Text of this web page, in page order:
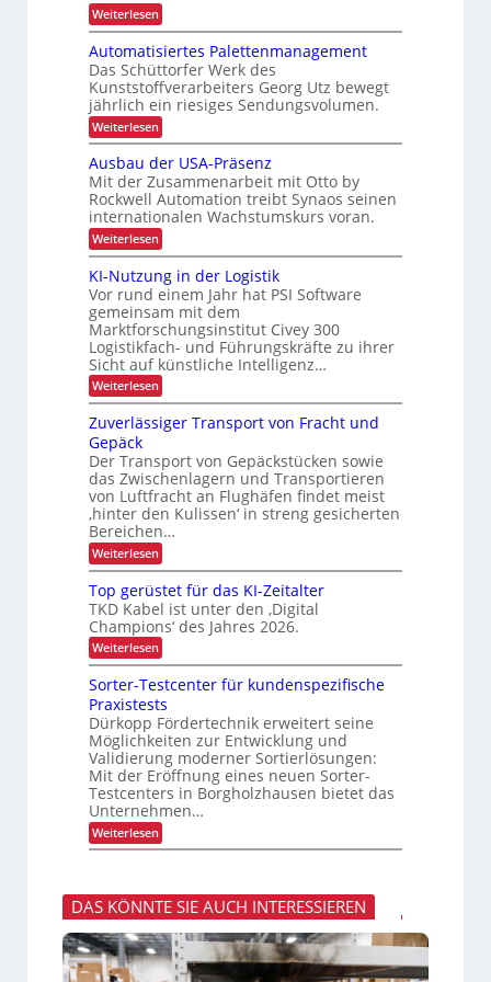
e
s
i
o
n
i
m
i
n
n
e
r
b
e
t
r
i
e
b
l
i
c
e
n
L
a
s
t
e
n
t
r
a
n
s
p
o
r
t
i
t
d
u
r
c
h
L
E
D
-
P
o
j
e
k
t
i
o
n
P
r
o
z
e
s
s
r
ü
c
k
m
e
l
d
u
n
g
Weiterlesen:
S
q
u
e
n
z
l
e
f
e
r
u
n
g
d
a
n
k
A
i
m
t
e
D
I
x
Automatisiertes Palettenmanagement
Das Schüttorfer Werk des
Kunststoffverarbeiters Georg Utz bewegt
jährlich ein riesiges Sendungsvolumen.
Weiterlesen:
A
u
t
o
m
a
t
i
s
i
e
r
t
e
s
P
a
l
e
t
e
n
m
a
n
a
g
e
m
e
n
t
Ausbau der USA-Präsenz
Mit der Zusammenarbeit mit Otto by
Rockwell Automation treibt Synaos seinen
internationalen Wachstumskurs voran.
Weiterlesen:
A
s
b
a
u
d
e
r
U
S
A
r
ä
s
e
n
z
KI-Nutzung in der Logistik
Vor rund einem Jahr hat PSI Software
gemeinsam mit dem
Marktforschungsinstitut Civey 300
Logistikfach- und Führungskräfte zu ihrer
Sicht auf künstliche Intelligenz…
Weiterlesen:
K
I
-
u
t
z
u
n
g
i
n
d
e
r
L
o
g
s
t
i
k
Zuverlässiger Transport von Fracht und
Gepäck
Der Transport von Gepäckstücken sowie
das Zwischenlagern und Transportieren
von Luftfracht an Flughäfen findet meist
‚hinter den Kulissen‘ in streng gesicherten
Bereichen…
Weiterlesen:
Z
u
v
e
r
l
ä
s
i
g
e
r
T
r
a
n
s
p
v
o
n
F
r
Top gerüstet für das KI-Zeitalter
TKD Kabel ist unter den ‚Digital
Champions‘ des Jahres 2026.
Weiterlesen:
T
p
g
e
r
ü
s
t
e
t
f
ü
a
s
K
I
-
Z
Sorter-Testcenter für kundenspezifische
Praxistests
Dürkopp Fördertechnik erweitert seine
Möglichkeiten zur Entwicklung und
Validierung moderner Sortierlösungen:
Mit der Eröffnung eines neuen Sorter-
Testcenters in Borgholzhausen bietet das
Unternehmen…
Weiterlesen:
S
t
e
r
-
T
e
DAS KÖNNTE SIE AUCH INTERESSIEREN